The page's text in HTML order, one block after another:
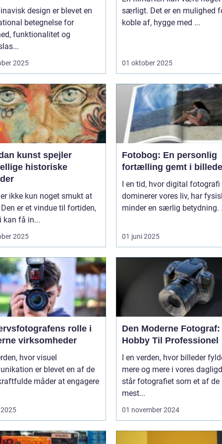
design er blevet en
betegnelse for
funktionalitet og
2025
særligt. Det er en mulighed
koble af, hygge med ...
01 oktober 2025
kunst spejler
historiske
ikke kun noget smukt at
er et vindue til fortiden,
kan få in...
2025
Fotobog: En personlig
fortælling gemt i
I en tid, hvor digital fotografi
dominerer vores liv, har
minder en særlig betydning.
01 juni 2025
rolle i
virksomheder
hvor visuel
er blevet en af de
måder at engagere
Den Moderne Fotograf:
Hobby Til Professionel
I en verden, hvor billeder
mere og mere i vores
står fotografiet som et af de
mest...
01 november 2024